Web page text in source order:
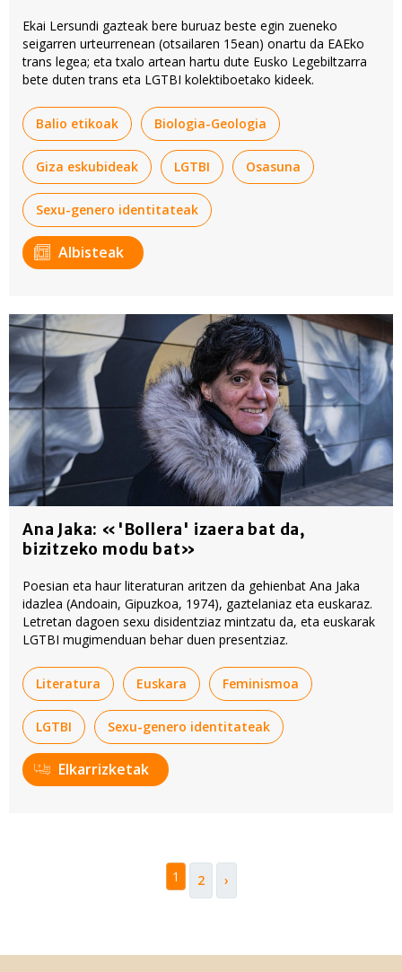
Ekai Lersundi gazteak bere buruaz beste egin zueneko
seigarren urteurrenean (otsailaren 15ean) onartu da EAEko
trans legea; eta txalo artean hartu dute Eusko Legebiltzarra
bete duten trans eta LGTBI kolektiboetako kideek.
Balio etikoak Biologia-Geologia
Giza eskubideak LGTBI Osasuna
Sexu-genero identitateak
Albisteak
Ana Jaka: «'Bollera' izaera bat da,
bizitzeko modu bat»
Poesian eta haur literaturan aritzen da gehienbat Ana Jaka
idazlea (Andoain, Gipuzkoa, 1974), gaztelaniaz eta euskaraz.
Letretan dagoen sexu disidentziaz mintzatu da, eta euskarak
LGTBI mugimenduan behar duen presentziaz.
Literatura Euskara Feminismoa
LGTBI Sexu-genero identitateak
Elkarrizketak
1 2 ›